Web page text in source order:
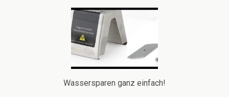
Wassersparen ganz einfach!